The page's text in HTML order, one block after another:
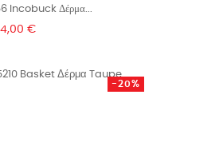
Incobuck Δέρμα...
€
-20%